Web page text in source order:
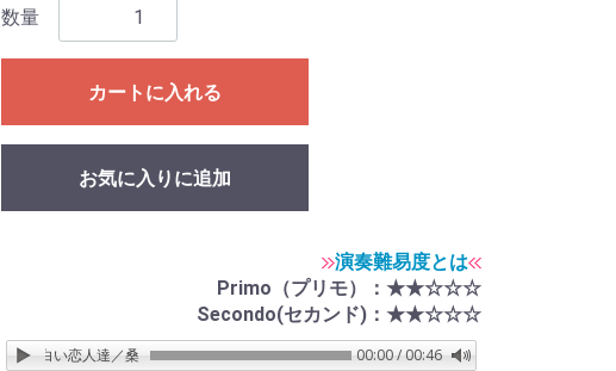
数量
カートに入れる
お気に入りに追加
演奏難易度とは
Primo（プリモ）：★★☆☆☆
Secondo(セカンド)：★★☆☆☆
白い恋人達／桑田佳祐 00:00 / 00:46